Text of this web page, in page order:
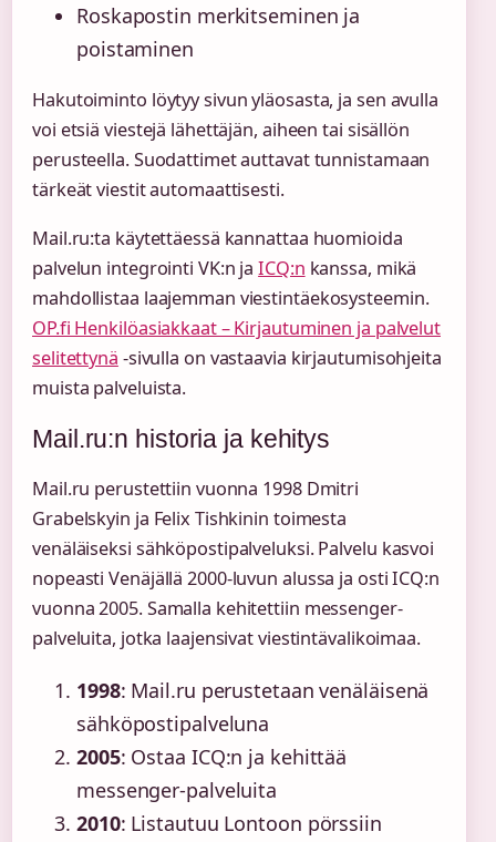
Roskapostin merkitseminen ja
poistaminen
Hakutoiminto löytyy sivun yläosasta, ja sen avulla
voi etsiä viestejä lähettäjän, aiheen tai sisällön
perusteella. Suodattimet auttavat tunnistamaan
tärkeät viestit automaattisesti.
Mail.ru:ta käytettäessä kannattaa huomioida
palvelun integrointi VK:n jaICQ:n kanssa, mikä
mahdollistaa laajemman viestintäekosysteemin.
OP.fi Henkilöasiakkaat – Kirjautuminen ja palvelut
selitettynä -sivulla on vastaavia kirjautumisohjeita
muista palveluista.
Mail.ru:n historia ja kehitys
Mail.ru perustettiin vuonna 1998 Dmitri
Grabelskyin ja Felix Tishkinin toimesta
venäläiseksi sähköpostipalveluksi. Palvelu kasvoi
nopeasti Venäjällä 2000-luvun alussa ja osti ICQ:n
vuonna 2005. Samalla kehitettiin messenger-
palveluita, jotka laajensivat viestintävalikoimaa.
1998: Mail.ru perustetaan venäläisenä
sähköpostipalveluna
2005: Ostaa ICQ:n ja kehittää
messenger-palveluita
2010: Listautuu Lontoon pörssiin